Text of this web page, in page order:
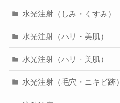
水光注射（しみ・くすみ）
水光注射（ハリ・美肌）
水光注射（ハリ・美肌）
水光注射（毛穴・ニキビ跡）